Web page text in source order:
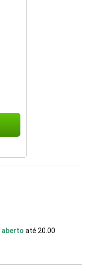
aberto até 20.00